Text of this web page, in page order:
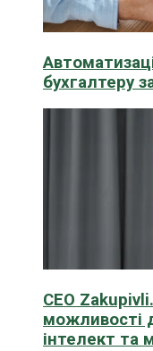
бухгалтеру
CEO
можливості
інтелект та